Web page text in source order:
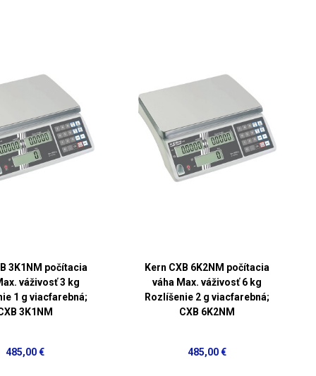
3K1NM počítacia
váživosť 3 kg
1 g viacfarebná;
3K1NM
485,00 €
Kern CXB 6K2NM počítacia
váha Max. váživosť 6 kg
Rozlíšenie 2 g viacfarebná;
CXB 6K2NM
485,00 €